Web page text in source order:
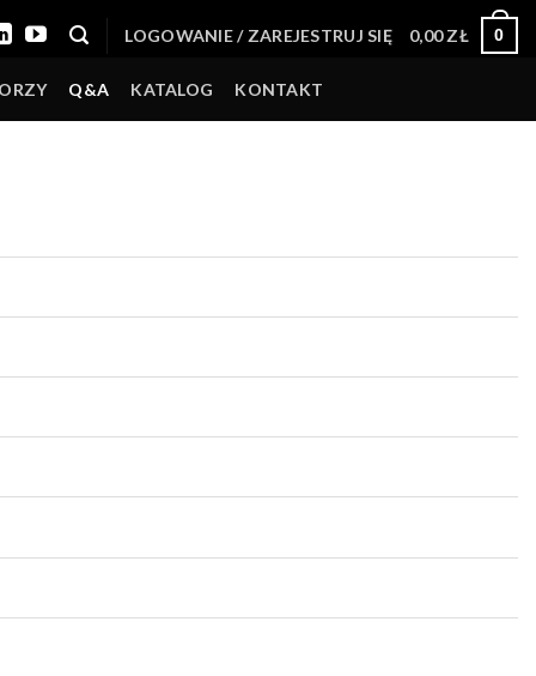
LOGOWANIE / ZAREJESTRUJ SIĘ 0,00ZŁ 0
Q&A KATALOG KONTAKT